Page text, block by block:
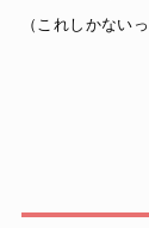
（これしかない